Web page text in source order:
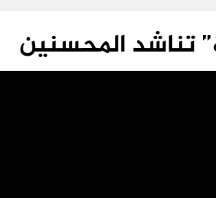
تناشد المحسنين